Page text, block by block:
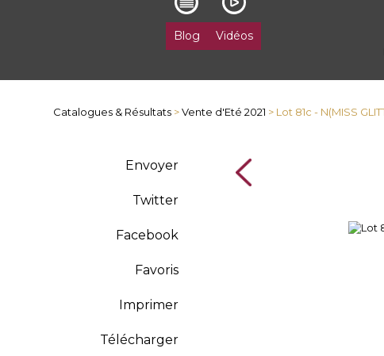
Blog Vidéos
Catalogues & Résultats >Vente d'Eté 2021 > Lot 81c - N(MISS
Envoyer
Twitter
Facebook
Favoris
Imprimer
Télécharger